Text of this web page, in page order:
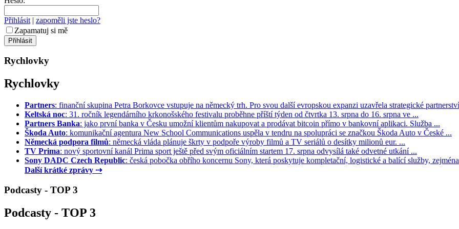
Přihlásit | zapoměli jste heslo?
Zapamatuj si mě
Rychlovky
Rychlovky
Partners: finanční skupina Petra Borkovce vstupuje na německý trh. Pro svou další evropskou expanzi uzavřela strategické
Keltská noc: 31. ročník legendárního krkonošského festivalu proběhne příští týden od čtvrtka 13. srpna do 16. srpna ve ...
Partners Banka: jako první banka v Česku umožní klientům nakupovat a prodávat bitcoin přímo v bankovní aplikaci. Služba ...
Škoda Auto: komunikační agentura New School Communications uspěla v tendru na spolupráci se značkou Škoda Auto v České ...
Německá podpora filmů: německá vláda plánuje škrty v podpoře výroby filmů a TV seriálů o desítky milionů eur. ...
TV Prima: nový sportovní kanál Prima sport ještě před svým oficiálním startem 17. srpna odvysílá také odvetné utkání ...
Sony DADC Czech Republic: česká pobočka obřího koncernu Sony, která poskytuje kompletační, logistické a balící služby,
Další krátké zprávy ⇢
Podcasty - TOP 3
Podcasty - TOP 3